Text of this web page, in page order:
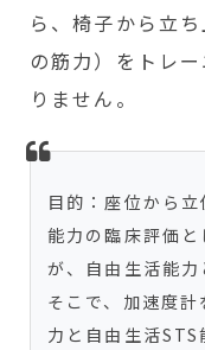
ら、椅子から立
の筋力）をトレ
りません。
目的：座位から
能力の臨床評価
が、自由生活能力
そこで、加速度
力と自由生活